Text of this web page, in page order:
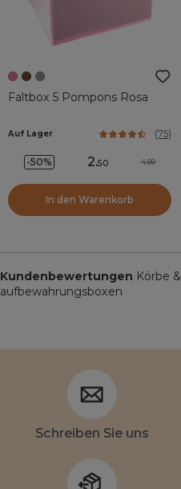
Faltbox 5 Pompons Rosa
Auf Lager (75)
-50% 2.50 4.99
In den Warenkorb
Kundenbewertungen Körbe &
aufbewahrungsboxen
Schreiben Sie uns